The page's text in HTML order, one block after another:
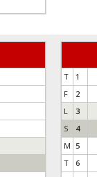
T
1
F
2
L
3
S
4
M 5
T
6